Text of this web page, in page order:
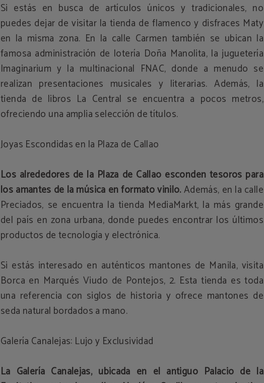
Si estás en busca de artículos únicos y tradicionales, no
puedes dejar de visitar la tienda de flamenco y disfraces Maty
en la misma zona. En la calle Carmen también se ubican la
famosa administración de lotería Doña Manolita, la juguetería
Imaginarium y la multinacional FNAC, donde a menudo se
realizan presentaciones musicales y literarias. Además, la
tienda de libros La Central se encuentra a pocos metros,
ofreciendo una amplia selección de títulos.
Joyas Escondidas en la Plaza de Callao
Los alrededores de la Plaza de Callao esconden tesoros para
los amantes de la música en formato vinilo.Además, en la calle
Preciados, se encuentra la tienda MediaMarkt, la más grande
del país en zona urbana, donde puedes encontrar los últimos
productos de tecnología y electrónica.
Si estás interesado en auténticos mantones de Manila, visita
Borca en Marqués Viudo de Pontejos, 2. Esta tienda es toda
una referencia con siglos de historia y ofrece mantones de
seda natural bordados a mano.
Galería Canalejas: Lujo y Exclusividad
La Galería Canalejas, ubicada en el antiguo Palacio de la